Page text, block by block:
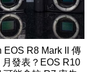
EOS R8 Mark II 傳
月發表？EOS R10